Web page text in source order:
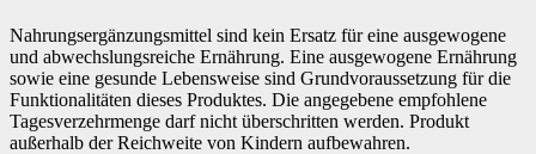
Nahrungsergänzungsmittel sind kein Ersatz für eine ausgewogene
und abwechslungsreiche Ernährung. Eine ausgewogene Ernährung
sowie eine gesunde Lebensweise sind Grundvoraussetzung für die
Funktionalitäten dieses Produktes. Die angegebene empfohlene
Tagesverzehrmenge darf nicht überschritten werden. Produkt
außerhalb der Reichweite von Kindern aufbewahren.